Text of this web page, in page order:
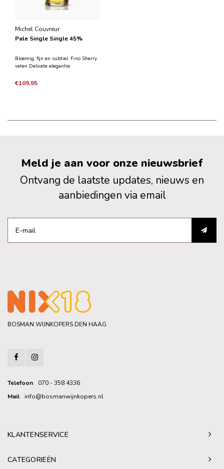
Michel Couvreur
Pale Single Single 45%
Bloemig, fijn en subtiel. Fino Sherry
vaten Delicate elegantie
€109,95
Meld je aan voor onze nieuwsbrief
Ontvang de laatste updates, nieuws en
aanbiedingen via email
BOSMAN WIJNKOPERS DEN HAAG
Telefoon
070 - 358 4336
Mail
info@bosmanwijnkopers.nl
KLANTENSERVICE
CATEGORIEËN